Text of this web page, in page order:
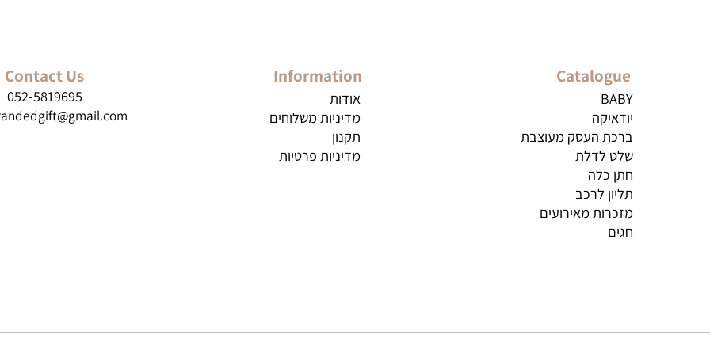
Catalogue
יודאיקה
ברכת העסק מעוצבת
שלט לדלת
Information